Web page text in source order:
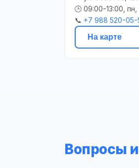
🕒 09:00-13:00, пн,
📞 +7 988 520-05-
На карте
Вопросы